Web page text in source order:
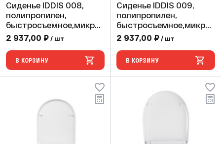
Сиденье IDDIS 008,
полипропилен,
быстросъемное,микрол
ифт 008PPSEi31
2 937,00 ₽ / шт
В КОРЗИНУ
Сиденье IDDIS 009,
полипропилен,
быстросъемное,микрол
ифт 009PPSEi31
2 937,00 ₽ / шт
В КОРЗИНУ